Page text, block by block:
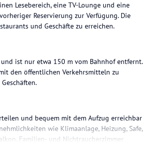
Lesebereich, eine TV-Lounge und eine
Reservierung zur Verfügung. Die
und Geschäfte zu erreichen.
ist nur etwa 150 m vom Bahnhof entfernt.
den öffentlichen Verkehrsmitteln zu
und bequem mit dem Aufzug erreichbar
wie Klimaanlage, Heizung, Safe,
Familien- und Nichtraucherzimmer